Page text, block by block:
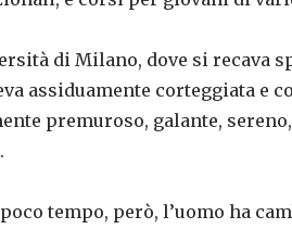
di Milano, dove si recava
assiduamente corteggiata e
premuroso, galante,
tempo, però, l’uomo ha